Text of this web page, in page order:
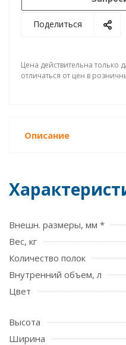
Поделиться
Цена действительна только
отличаться от цен в
Описание
Внешн. размеры, мм *
Вес, кг
Количество полок
Внутренний объем, л
Цвет
Высота
Ширина